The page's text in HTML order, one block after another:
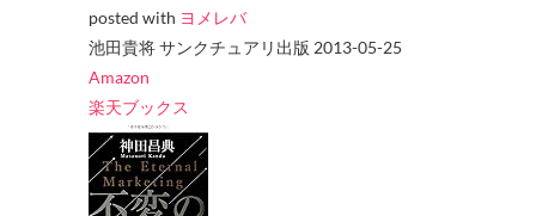
posted with ヨメレバ
池田貴将 サンクチュアリ出版 2013-05-25
Amazon
楽天ブックス